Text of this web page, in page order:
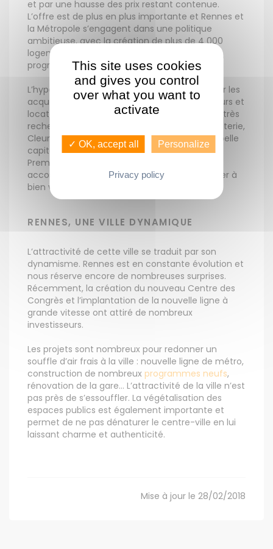
et par une hausse des prix restant contenue.
L’offre est de plus en plus importante et Rennes et
la Métropole s’engagent dans une politique
ambitieuse, avec la création de plus de 4 000
logements par an et de nombreux nouveaux
programmes.
L’hypercentre est un secteur très convoité par les
acquéreurs et séduit de nombreux investisseurs et
locataires. D’autres quartiers sont également très
recherchés tels que Francisco-Ferrer, Vern, Poterie,
Cleunay, Arsenal-Redon… Investissez dans la belle
capitale bretonne avec Guenno Immobilier
Premium Service et bénéficiez d’un
accompagnement personnalisé afin de mener à
bien votre projet.
RENNES, UNE VILLE DYNAMIQUE
L’attractivité de cette ville se traduit par son
dynamisme. Rennes est en constante évolution et
nous réserve encore de nombreuses surprises.
Récemment, la création du nouveau Centre des
Congrès et l’implantation de la nouvelle ligne à
grande vitesse ont attiré de nombreux
investisseurs.
Les projets sont nombreux pour redonner un
souffle d’air frais à la ville : nouvelle ligne de métro,
construction de nombreux programmes neufs,
rénovation de la gare… L’attractivité de la ville n’est
pas près de s’essouffler. La végétalisation des
espaces publics est également importante et
permet de ne pas dénaturer le centre-ville en lui
laissant charme et authenticité.
Mise à jour le 28/02/2018
This site uses cookies
and gives you control
over what you want to
activate
✓ OK, accept all Personalize
Privacy policy